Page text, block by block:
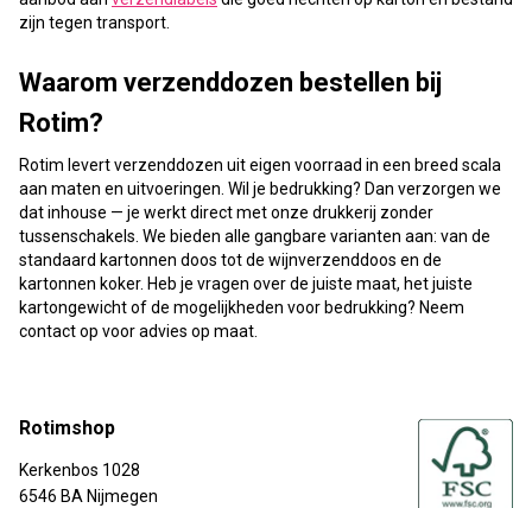
zijn tegen transport.
Waarom verzenddozen bestellen bij
Rotim?
Rotim levert verzenddozen uit eigen voorraad in een breed scala
aan maten en uitvoeringen. Wil je bedrukking? Dan verzorgen we
dat inhouse — je werkt direct met onze drukkerij zonder
tussenschakels. We bieden alle gangbare varianten aan: van de
standaard kartonnen doos tot de wijnverzenddoos en de
kartonnen koker. Heb je vragen over de juiste maat, het juiste
kartongewicht of de mogelijkheden voor bedrukking? Neem
contact op voor advies op maat.
Rotimshop
Kerkenbos 1028
6546 BA Nijmegen